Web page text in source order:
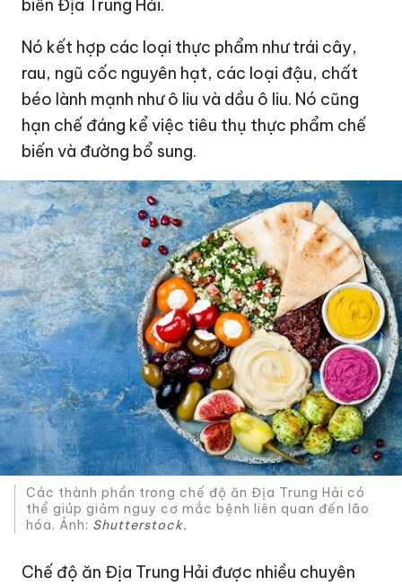
biển Địa Trung Hải.
Nó kết hợp các loại thực phẩm như trái cây,
rau, ngũ cốc nguyên hạt, các loại đậu, chất
béo lành mạnh như ô liu và dầu ô liu. Nó cũng
hạn chế đáng kể việc tiêu thụ thực phẩm chế
biến và đường bổ sung.
Các thành phần trong chế độ ăn Địa Trung Hải có
thể giúp giảm nguy cơ mắc bệnh liên quan đến lão
hóa. Ảnh: Shutterstock.
Chế độ ăn Địa Trung Hải được nhiều chuyên